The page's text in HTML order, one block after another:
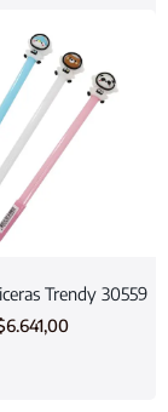
Trendy 30559
6.641,00